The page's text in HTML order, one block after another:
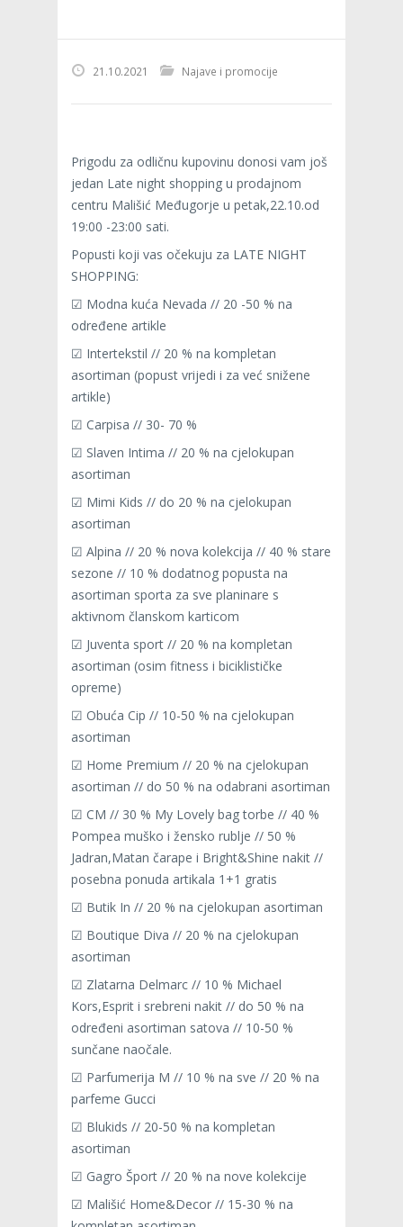
21.10.2021 Najave i promocije
Prigodu za odličnu kupovinu donosi vam još
jedan Late night shopping u prodajnom
centru Mališić Međugorje u petak,22.10.od
19:00 -23:00 sati.
Popusti koji vas očekuju za LATE NIGHT
SHOPPING:
☑ Modna kuća Nevada // 20 -50 % na
određene artikle
☑ Intertekstil // 20 % na kompletan
asortiman (popust vrijedi i za već snižene
artikle)
☑ Carpisa // 30- 70 %
☑ Slaven Intima // 20 % na cjelokupan
asortiman
☑ Mimi Kids // do 20 % na cjelokupan
asortiman
☑ Alpina // 20 % nova kolekcija // 40 % stare
sezone // 10 % dodatnog popusta na
asortiman sporta za sve planinare s
aktivnom članskom karticom
☑ Juventa sport // 20 % na kompletan
asortiman (osim fitness i biciklističke
opreme)
☑ Obuća Cip // 10-50 % na cjelokupan
asortiman
☑ Home Premium // 20 % na cjelokupan
asortiman // do 50 % na odabrani asortiman
☑ CM // 30 % My Lovely bag torbe // 40 %
Pompea muško i žensko rublje // 50 %
Jadran,Matan čarape i Bright&Shine nakit //
posebna ponuda artikala 1+1 gratis
☑ Butik In // 20 % na cjelokupan asortiman
☑ Boutique Diva // 20 % na cjelokupan
asortiman
☑ Zlatarna Delmarc // 10 % Michael
Kors,Esprit i srebreni nakit // do 50 % na
određeni asortiman satova // 10-50 %
sunčane naočale.
☑ Parfumerija M // 10 % na sve // 20 % na
parfeme Gucci
☑ Blukids // 20-50 % na kompletan
asortiman
☑ Gagro Šport // 20 % na nove kolekcije
☑ Mališić Home&Decor // 15-30 % na